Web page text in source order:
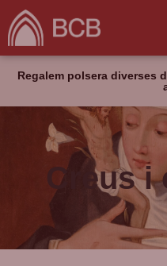
Regalem polsera diverses
Creus i